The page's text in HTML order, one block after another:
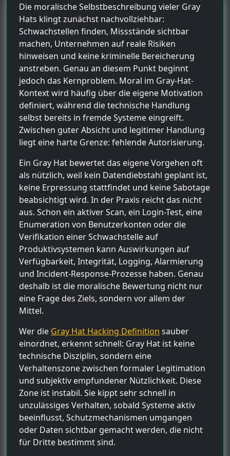
Die moralische Selbstbeschreibung vieler Gray
Hats klingt zunächst nachvollziehbar:
Schwachstellen finden, Missstände sichtbar
machen, Unternehmen auf reale Risiken
hinweisen und keine kriminelle Bereicherung
anstreben. Genau an diesem Punkt beginnt
jedoch das Kernproblem. Moral im Gray-Hat-
Kontext wird häufig über die eigene Motivation
definiert, während die technische Handlung
selbst bereits in fremde Systeme eingreift.
Zwischen guter Absicht und legitimer Handlung
liegt eine harte Grenze: fehlende Autorisierung.
Ein Gray Hat bewertet das eigene Vorgehen oft
als nützlich, weil kein Datendiebstahl geplant ist,
keine Erpressung stattfindet und keine Sabotage
beabsichtigt wird. In der Praxis reicht das nicht
aus. Schon ein aktiver Scan, ein Login-Test, eine
Enumeration von Benutzerkonten oder die
Verifikation einer Schwachstelle auf
Produktivsystemen kann Auswirkungen auf
Verfügbarkeit, Integrität, Logging, Alarmierung
und Incident-Response-Prozesse haben. Genau
deshalb ist die moralische Bewertung nicht nur
eine Frage des Ziels, sondern vor allem der
Mittel.
Wer die Gray Hat Hacking Definition sauber
einordnet, erkennt schnell: Gray Hat ist keine
technische Disziplin, sondern eine
Verhaltenszone zwischen formaler Legitimation
und subjektiv empfundener Nützlichkeit. Diese
Zone ist instabil. Sie kippt sehr schnell in
unzulässiges Verhalten, sobald Systeme aktiv
beeinflusst, Schutzmechanismen umgangen
oder Daten sichtbar gemacht werden, die nicht
für Dritte bestimmt sind.